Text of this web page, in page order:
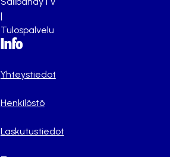
|
Tulospalvelu
Info
Yhteystiedot
Henkilöstö
Laskutustiedot